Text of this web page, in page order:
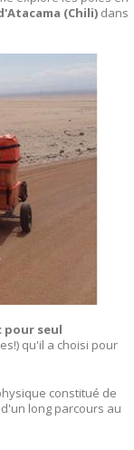
(Chili) dans
pour seul
qu'il a choisi pour
constitué de
long parcours au